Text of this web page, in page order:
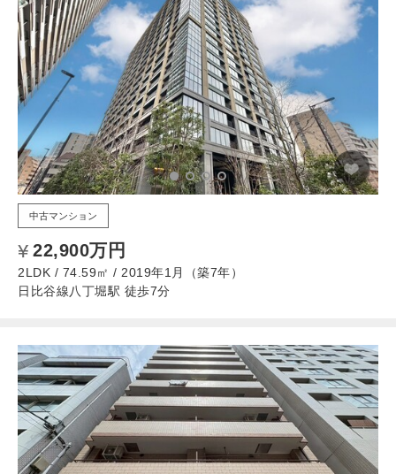
中古マンション
22,900万円
2LDK / 74.59㎡ / 2019年1月（築7年）
日比谷線八丁堀駅 徒歩7分